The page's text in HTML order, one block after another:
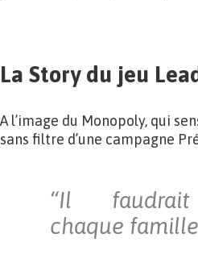
La Story du jeu
A l’image du Monopoly, qui
sans filtre d’une campagne
“Il
chaque